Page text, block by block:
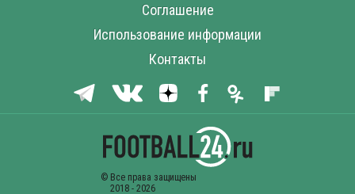
Соглашение
Использование информации
Контакты